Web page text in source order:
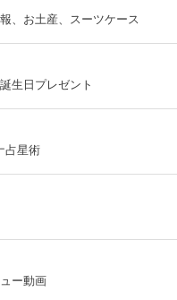
、お土産、スーツケース
生日プレゼント
占星術
ー動画